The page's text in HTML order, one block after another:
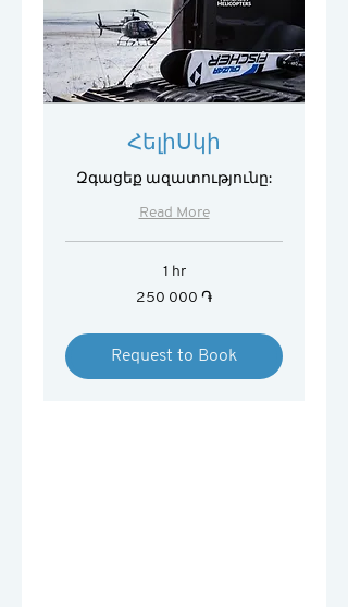
ՀելիՍկի
Զգացեք ազատությունը:
Read More
1 hr
250 000 ֏
Request to Book